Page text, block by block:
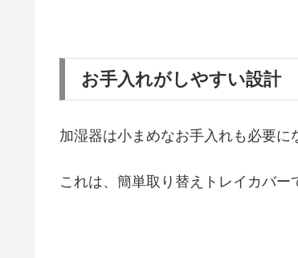
お手入れがしやすい設計
加湿器は小まめなお手入れも必要に
これは、簡単取り替えトレイカバー